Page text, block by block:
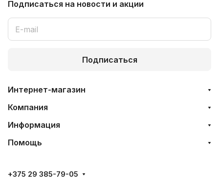
Подписаться на новости и акции
Подписаться
Интернет-магазин
Компания
Информация
Помощь
+375 29 385-79-05